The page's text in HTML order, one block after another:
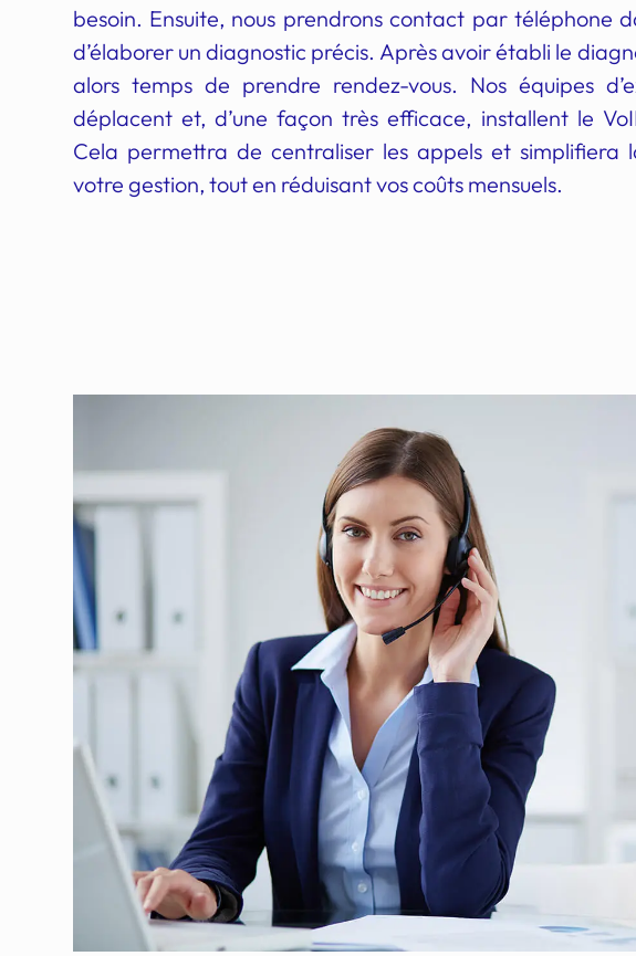
besoin. Ensuite, nous prendrons contact par téléphone
d’élaborer un diagnostic précis. Après avoir établi le
alors temps de prendre rendez-vous. Nos équipes
déplacent et, d’une façon très efficace, installent le
Cela permettra de centraliser les appels et simplifiera
votre gestion, tout en réduisant vos coûts mensuels.